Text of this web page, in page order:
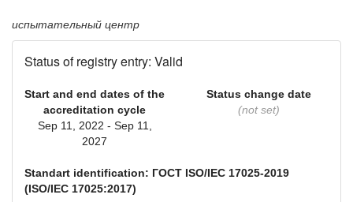
испытательный центр
Status of registry entry: Valid
Start and end dates of the
accreditation cycle
Sep 11, 2022 - Sep 11,
2027
Status change date
(not set)
Standart identification: ГОСТ ISO/IEC 17025-2019
(ISO/IEC 17025:2017)